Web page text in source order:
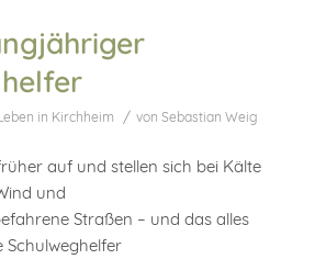
in Kirchheim / von Sebastian Weig
auf und stellen sich bei Kälte
und
Straßen – und das alles
Schulweghelfer